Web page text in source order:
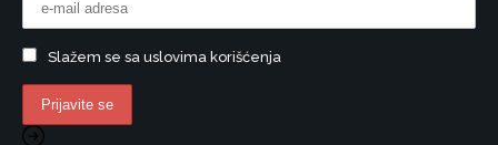
Slažem se sa uslovima korišćenja